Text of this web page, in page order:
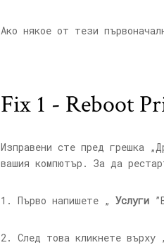
Ако някое от тези
Fix 1 - Reboot
Изправени сте пред грешка
вашия компютър. За да
1. Първо напишете „ Услуги
2. След това кликнете върху